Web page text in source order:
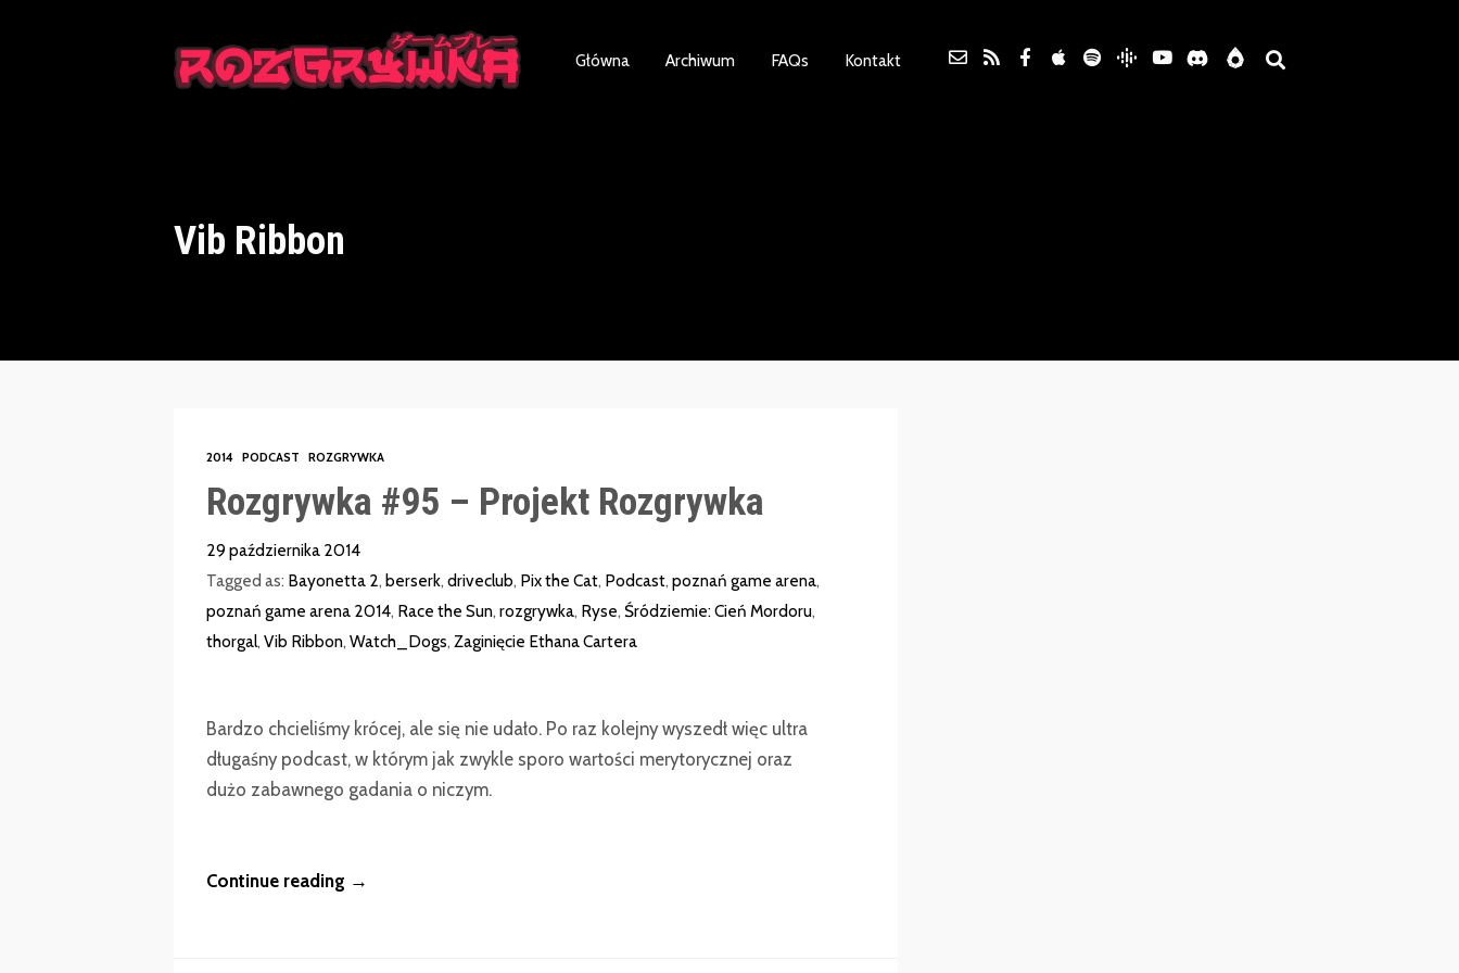
Główna Archiwum FAQs Kontakt
Vib Ribbon
2014 PODCAST ROZGRYWKA
Rozgrywka #95 – Projekt Rozgrywka
29 października 2014
Tagged as: Bayonetta 2, berserk, driveclub, Pix the Cat, Podcast, poznań game arena,
poznań game arena 2014, Race the Sun, rozgrywka, Ryse, Śródziemie: Cień Mordoru,
thorgal, Vib Ribbon, Watch_Dogs, Zaginięcie Ethana Cartera
Bardzo chcieliśmy krócej, ale się nie udało. Po raz kolejny wyszedł więc ultra
długaśny podcast, w którym jak zwykle sporo wartości merytorycznej oraz
dużo zabawnego gadania o niczym.
Continue reading →